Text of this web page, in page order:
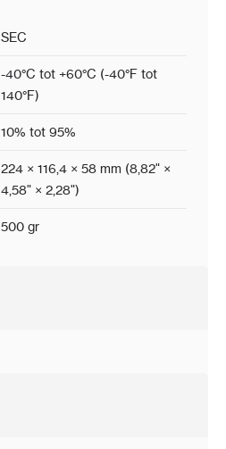
SEC
-40°C tot +60°C (-40°F tot
140°F)
10% tot 95%
224 × 116,4 × 58 mm (8,82" ×
4,58" × 2,28")
500 gr